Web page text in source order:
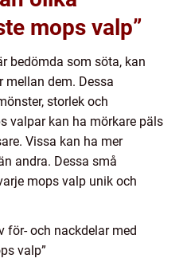
mops valp”
bedömda som söta, kan
mellan dem. Dessa
storlek och
valpar kan ha mörkare päls
Vissa kan ha mer
andra. Dessa små
mops valp unik och
för- och nackdelar med
valp”